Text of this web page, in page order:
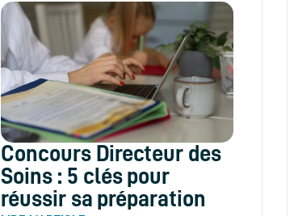
Concours Directeur des
Soins : 5 clés pour
réussir sa préparation